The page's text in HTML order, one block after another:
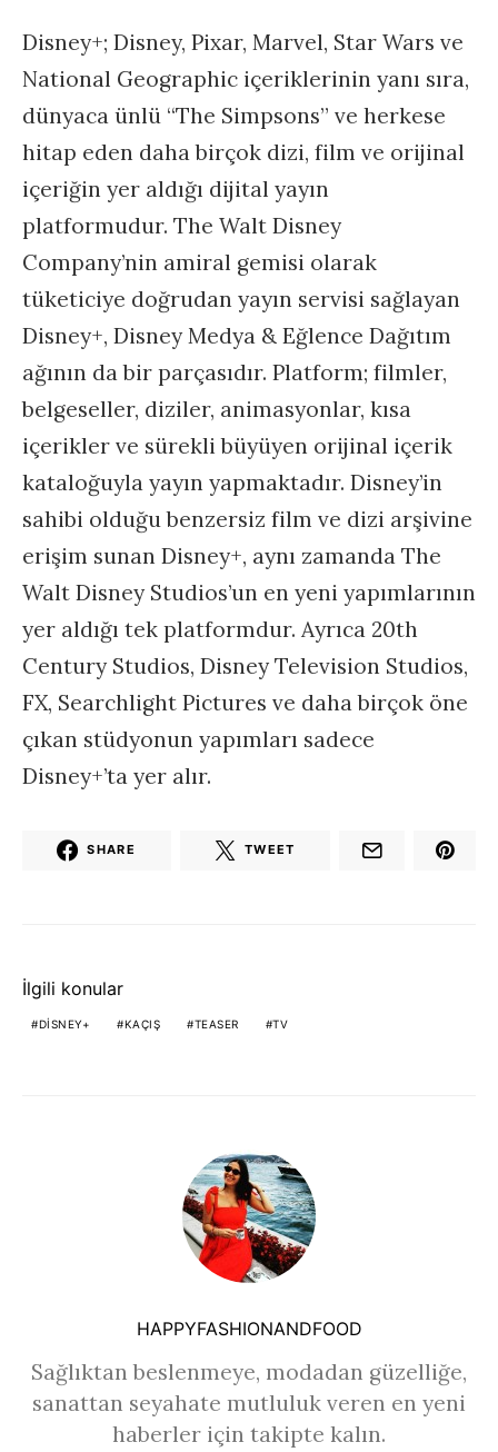
Disney+; Disney, Pixar, Marvel, Star Wars ve
National Geographic içeriklerinin yanı sıra,
dünyaca ünlü “The Simpsons” ve herkese
hitap eden daha birçok dizi, film ve orijinal
içeriğin yer aldığı dijital yayın
platformudur. The Walt Disney
Company’nin amiral gemisi olarak
tüketiciye doğrudan yayın servisi sağlayan
Disney+, Disney Medya & Eğlence Dağıtım
ağının da bir parçasıdır. Platform; filmler,
belgeseller, diziler, animasyonlar, kısa
içerikler ve sürekli büyüyen orijinal içerik
kataloğuyla yayın yapmaktadır. Disney’in
sahibi olduğu benzersiz film ve dizi arşivine
erişim sunan Disney+, aynı zamanda The
Walt Disney Studios’un en yeni yapımlarının
yer aldığı tek platformdur. Ayrıca 20th
Century Studios, Disney Television Studios,
FX, Searchlight Pictures ve daha birçok öne
çıkan stüdyonun yapımları sadece
Disney+’ta yer alır.
SHARE TWEET
İlgili konular
DISNEY+ KAÇIŞ TEASER TV
HAPPYFASHIONANDFOOD
Sağlıktan beslenmeye, modadan güzelliğe,
sanattan seyahate mutluluk veren en yeni
haberler için takipte kalın.